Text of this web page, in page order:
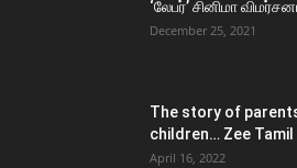
‘லேபர்’ சினிமா
December 25, 2021
The story of
children… Zee Tamil
April 16, 2022